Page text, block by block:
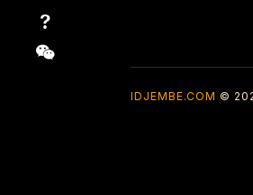
IDJEMBE.COM ©